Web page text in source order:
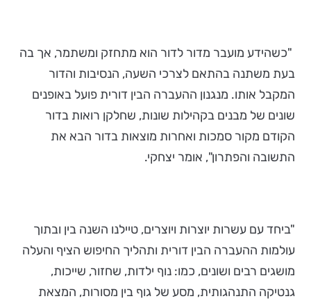
"כשהידע מועבר מדור לדור הוא מתחזק ומשתמר, אך בה
בעת משתנה בהתאם לצרכי השעה, הנסיבות והדור
המקבל אותו. מנגנון ההעברה הבין דורית פועל באופנים
שונים של מבנים בקהילות שונות, שחלקן רואות בדור
הקודם מקור סמכות ואחרות מוצאות בדור הבא את
התשובה והפתרון", אומר יצחקי.
"ביחד עם עשרות יוצרות ויוצרים, טיילנו השנה בין ובתוך
עולמות ההעברה הבין דורית ותהליך החיפוש הציף והעלה
מושגים רבים ושונים, כמו: נוף ילדות, שחזור, שייכות,
גנטיקה התנהגותית, מסע של גוף בין מסורות, המצאת